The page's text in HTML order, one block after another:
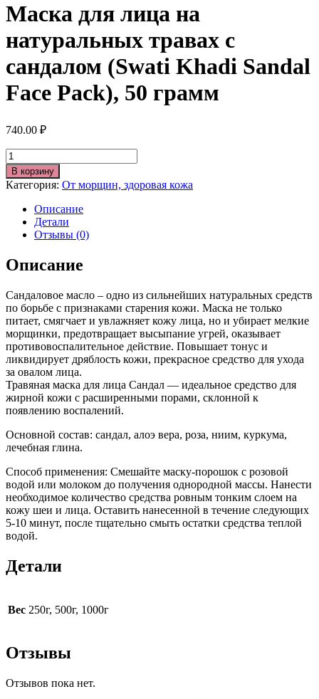
Маска для лица на
натуральных травах с
сандалом (Swati Khadi Sandal
Face Pack), 50 грамм
740.00 ₽
Количество
В корзину
Категория: От морщин, здоровая кожа
Описание
Детали
Отзывы (0)
Описание
Сандаловое масло – одно из сильнейших натуральных средств
по борьбе с признаками старения кожи. Маска не только
питает, смягчает и увлажняет кожу лица, но и убирает мелкие
морщинки, предотвращает высыпание угрей, оказывает
противовоспалительное действие. Повышает тонус и
ликвидирует дряблость кожи, прекрасное средство для ухода
за овалом лица.
Травяная маска для лица Сандал — идеальное средство для
жирной кожи с расширенными порами, склонной к
появлению воспалений.
Основной состав: сандал, алоэ вера, роза, ниим, куркума,
лечебная глина.
Способ применения: Смешайте маску-порошок с розовой
водой или молоком до получения однородной массы. Нанести
необходимое количество средства ровным тонким слоем на
кожу шеи и лица. Оставить нанесенной в течение следующих
5-10 минут, после тщательно смыть остатки средства теплой
водой.
Детали
Вес 250г, 500г, 1000г
Отзывы
Отзывов пока нет.